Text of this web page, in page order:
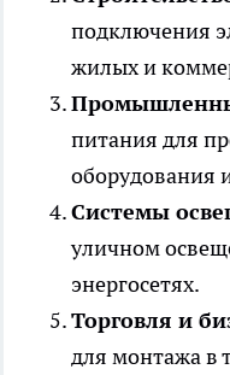
подключения
жилых и
питания для
оборудования
Системы
уличном
энергосетях.
Торговля и
для монтажа в